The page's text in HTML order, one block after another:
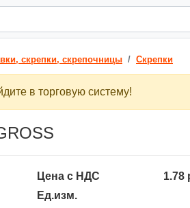
скрепки, скрепочницы Скрепки
в торговую систему!
Цена с НДС 1.78
Ед.изм.